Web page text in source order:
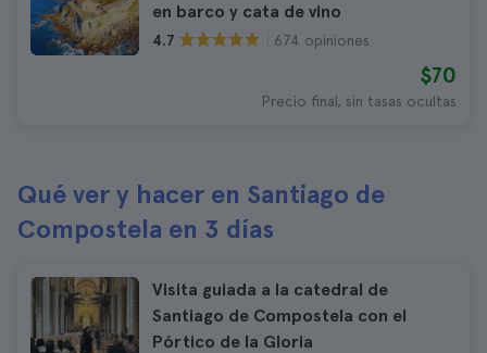
en barco y cata de vino
4.7 674 opiniones
$70
Precio final, sin tasas ocultas
Qué ver y hacer en Santiago de
Compostela en 3 días
Visita guiada a la catedral de
Santiago de Compostela con el
Pórtico de la Gloria